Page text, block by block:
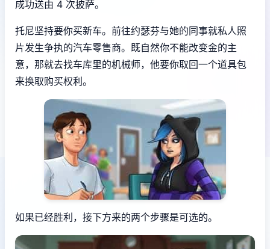
成功送由 4 次披萨。
托尼坚持要你买新车。前往约瑟芬与她的同事就私人照
片发生争执的汽车零售商。既自然你不能改变金的主
意，那就去找车库里的机械师，他要你取回一个道具包
来换取购买权利。
如果已经胜利，接下方来的两个步骤是可选的。